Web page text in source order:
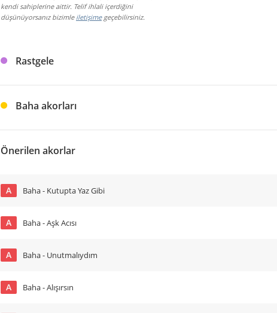
kendi sahiplerine aittir. Telif ihlali içerdiğini
düşünüyorsanız bizimle iletişimegeçebilirsiniz.
Rastgele
Baha akorları
Önerilen akorlar
A Baha - Kutupta Yaz Gibi
A Baha - Aşk Acısı
A Baha - Unutmalıydım
A Baha - Alışırsın